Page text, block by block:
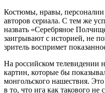
Костюмы, нравы, персоналии
авторов сериала. С тем же
назвать «Серебряное
заигрывают с историей, не
зритель воспримет
На российском телевидении
картин, которые бы
монгольского нашествия.
в то, что ига как такового не